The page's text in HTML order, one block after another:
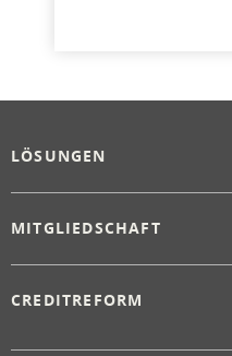
LÖSUNGEN
MITGLIEDSCHAFT
CREDITREFORM